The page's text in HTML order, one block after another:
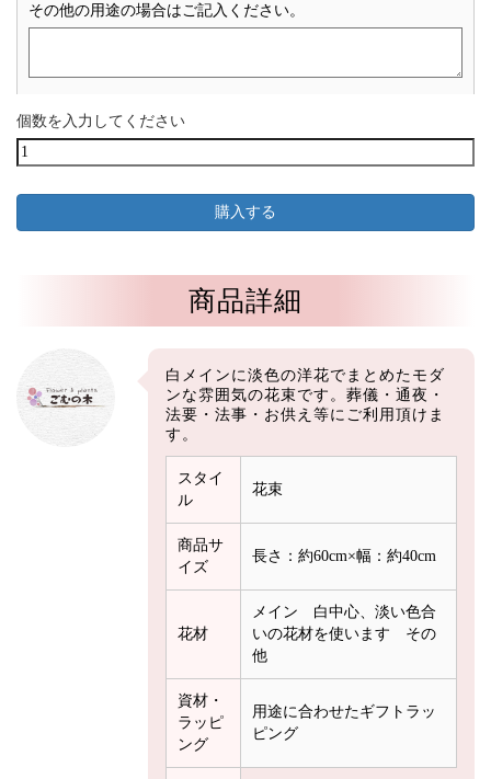
その他の用途の場合はご記入ください。
個数を入力してください
商品詳細
白メインに淡色の洋花でまとめたモダ
ンな雰囲気の花束です。葬儀・通夜・
法要・法事・お供え等にご利用頂けま
す。
スタイ
ル
花束
商品サ
イズ
長さ：約60cm×幅：約40cm
花材
メイン 白中心、淡い色合
いの花材を使います その
他
資材・
ラッピ
ング
用途に合わせたギフトラッ
ピング